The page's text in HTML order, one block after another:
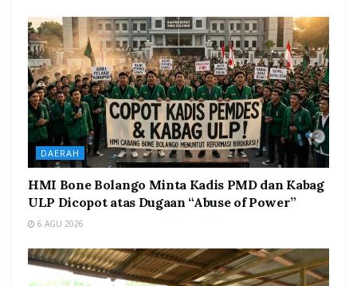
DAERAH
HMI Bone Bolango Minta Kadis PMD dan Kabag
ULP Dicopot atas Dugaan “Abuse of Power”
6 AGU 2026